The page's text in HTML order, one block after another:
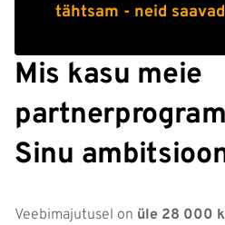
Mis kasu meie
Sinu
Veebimajutusel on üle 28 000
tähtsam - neid